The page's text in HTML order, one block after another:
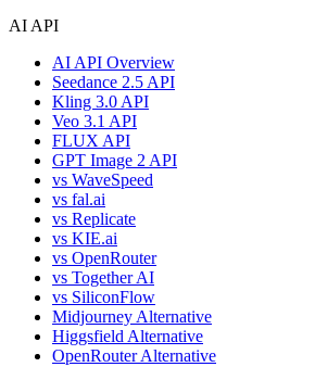
AI API
AI API Overview
Seedance 2.5 API
Kling 3.0 API
Veo 3.1 API
FLUX API
GPT Image 2 API
vs WaveSpeed
vs fal.ai
vs Replicate
vs KIE.ai
vs OpenRouter
vs Together AI
vs SiliconFlow
Midjourney Alternative
Higgsfield Alternative
OpenRouter Alternative